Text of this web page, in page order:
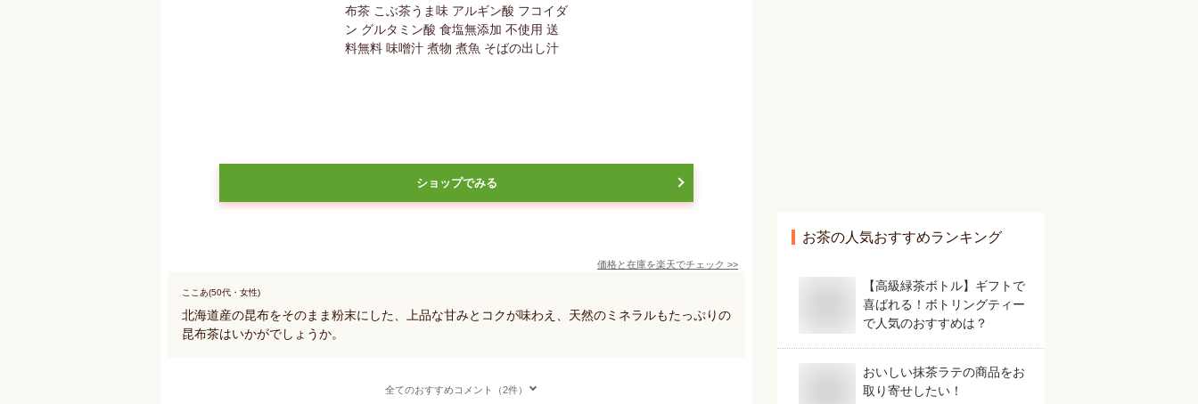
ショップでみる
価格と在庫を楽天でチェック >>
ここあ(50代・女性)
北海道産の昆布をそのまま粉末にした、上品な甘みとコクが味わえ、天然のミネラルもたっぷりの
昆布茶はいかがでしょうか。
全てのおすすめコメント（2件）
お茶の人気おすすめランキング
【高級緑茶ボトル】ギフトで
喜ばれる！ボトリングティー
で人気のおすすめは？
おいしい抹茶ラテの商品をお
取り寄せしたい！